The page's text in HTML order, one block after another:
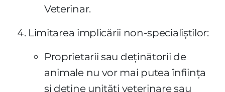
Veterinar.
Limitarea implicării non-specialiștilor:
Proprietarii sau deținătorii de
animale nu vor mai putea înființa
și deține unități veterinare sau